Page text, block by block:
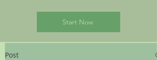
Start Now
Post